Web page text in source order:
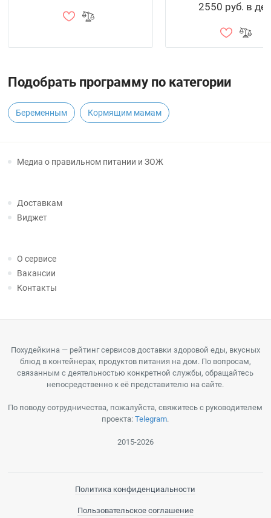
2550 руб. в
Подобрать программу по категории
Беременным Кормящим мамам
Медиа о правильном питании и ЗОЖ
Доставкам
Виджет
О сервисе
Вакансии
Контакты
Похудейкина — рейтинг сервисов доставки здоровой еды, вкусных
блюд в контейнерах, продуктов питания на дом. По вопросам,
связанным с деятельностью конкретной службы, обращайтесь
непосредственно к её представителю на сайте.
По поводу сотрудничества, пожалуйста, свяжитесь с руководителем
проекта:Telegram.
2015-2026
Политика конфиденциальности
Пользовательское соглашение